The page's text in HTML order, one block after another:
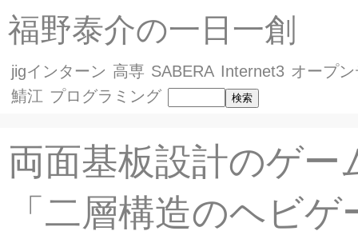
福野泰介の一日一創
jigインターン 高専 SABERA Internet3 オープ
鯖江 プログラミング
両面基板設計のゲー
「二層構造のヘビ